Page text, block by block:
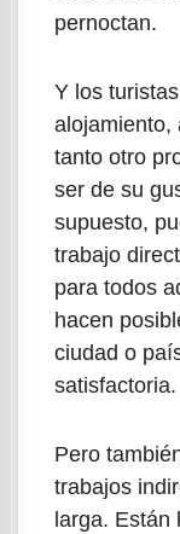
pernoctan.
Y los
alojamiento,
tanto otro
ser de su
supuesto,
trabajo
para todos
hacen
ciudad o
satisfactoria.
Pero
trabajos
larga. Están